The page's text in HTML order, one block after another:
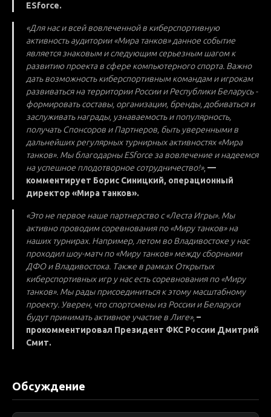
ESforce.
«Для нас и всей вовлеченной в киберспортивную
активность аудитории «Мира танков» данное событие
является знаковым и следующим серьезным шагом к
развитию проекта в сфере компьютерного спорта. Важно
дать возможность киберспортивным командам и игрокам
развиваться на территории России и Республики Беларусь -
формировать составы, организации, бренды, добиваться и
заслуживать награды, узнаваемость и популярность,
получать Спонсоров и Партнеров, быть уверенными в
дальнейших регулярных турнирных активностях «Мира
танков». Мы благодарны ESforce за вовлечение и надеемся
на успешное плодотворное сотрудничество!», —
комментирует Борис Синицкий, операционный
директор «Мира танков».
«Это не первое наше партнерство с «Леста Игры». Мы
активно проводим соревнования по «Миру танков» на
наших турнирах. Например, летом во Владивостоке у нас
проходил шоу-матч по «Миру танков» между сборными
ДФО и Владивостока. Также в рамках Открытых
киберспортивных игр у нас есть соревнования по «Миру
танков». Мы рады присоединиться к этому масштабному
проекту. Уверен, что спортсмены из России и Беларуси
будут принимать активное участие в Лиге», –
прокомментировал Президент ФКС России Дмитрий
Смит.
Обсуждение